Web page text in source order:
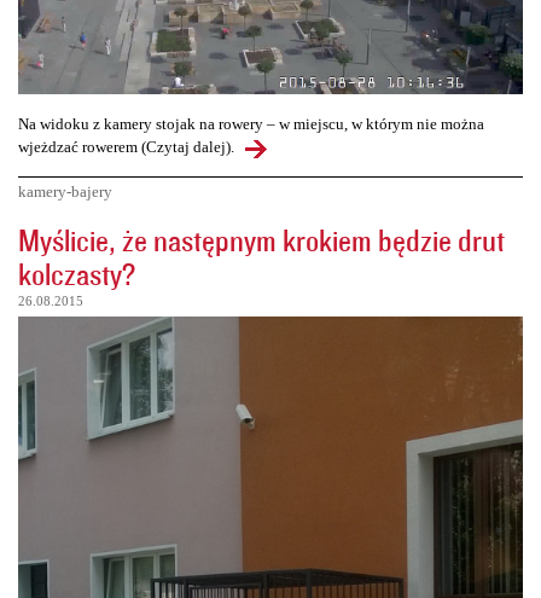
Na widoku z kamery stojak na rowery – w miejscu, w którym nie można
wjeżdzać rowerem (Czytaj dalej).
kamery-bajery
Myślicie, że następnym krokiem będzie drut
kolczasty?
26.08.2015